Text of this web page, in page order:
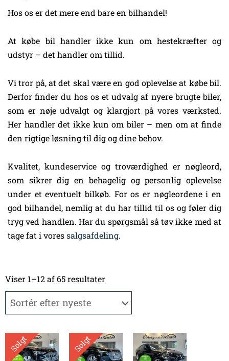
Hos os er det mere end bare en bilhandel!
At købe bil handler ikke kun om hestekræfter og
udstyr – det handler om tillid.
Vi tror på, at det skal være en god oplevelse at købe bil.
Derfor finder du hos os et udvalg af nyere brugte biler,
som er nøje udvalgt og klargjort på vores værksted.
Her handler det ikke kun om biler – men om at finde
den rigtige løsning til dig og dine behov.
Kvalitet, kundeservice og troværdighed er nøgleord,
som sikrer dig en behagelig og personlig oplevelse
under et eventuelt bilkøb. For os er nøgleordene i en
god bilhandel, nemlig at du har tillid til os og føler dig
tryg ved handlen. Har du spørgsmål så tøv ikke med at
tage fat i voressalgsafdeling.
Viser 1–12 af 65 resultaterefter
Solgt Solgt